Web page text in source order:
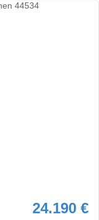
24.190 €